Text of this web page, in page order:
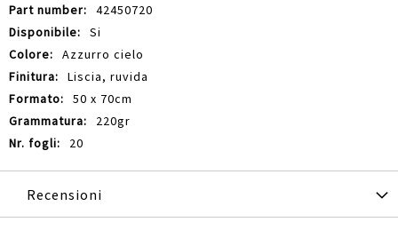
42450720
Si
Azzurro cielo
Liscia, ruvida
50 x 70cm
220gr
20
Recensioni